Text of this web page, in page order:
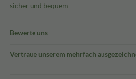
sicher und bequem
Bewerte uns
Vertraue unserem mehrfach